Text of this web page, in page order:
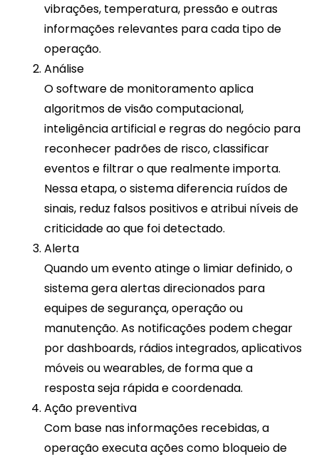
vibrações, temperatura, pressão e outras
informações relevantes para cada tipo de
operação.​​
Análise
O software de monitoramento aplica
algoritmos de visão computacional,
inteligência artificial e regras do negócio para
reconhecer padrões de risco, classificar
eventos e filtrar o que realmente importa.
Nessa etapa, o sistema diferencia ruídos de
sinais, reduz falsos positivos e atribui níveis de
criticidade ao que foi detectado.​​
Alerta
Quando um evento atinge o limiar definido, o
sistema gera alertas direcionados para
equipes de segurança, operação ou
manutenção. As notificações podem chegar
por dashboards, rádios integrados, aplicativos
móveis ou wearables, de forma que a
resposta seja rápida e coordenada.​​
Ação preventiva
Com base nas informações recebidas, a
operação executa ações como bloqueio de